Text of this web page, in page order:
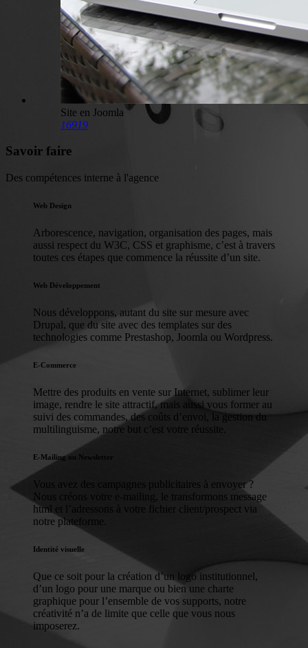
Site en Joomla
16919
Savoir faire
Des compétences interne à l'agence
Web Design
Arborescence, navigation, organisation des pages, mais
aussi respect du W3C, CSS et graphisme, c’est à travers
toutes ces étapes que commence la réussite d’un site.
Web Développement
Nous développons, autant du site sur mesure avec
Drupal, que du site avec des templates sur des
technologies comme Prestashop, Joomla ou Wordpress.
E-Commerce
Mettre des produits en vente sur Internet, sublimer leur
image, rendre le site attractif, mais aussi vous former au
suivi des commandes, des coûts d’envoi, la gestion du
multilinguisme, notre but c’est votre réussite.
E-Mailing ou Newsletter
Vous avez des campagnes publicitaires à envoyer ?
Nous créons votre e-mailing, le transformons message
html et l’adressons à votre fichier client/prospect via
notre plateforme.
Identité visuelle
Que ce soit pour la création d’un logo institutionnel,
d’un logo pour une marque ou bien une charte
graphique pour l’ensemble de vos supports, notre
créativité n’a de limite que celle que vous nous
imposerez.